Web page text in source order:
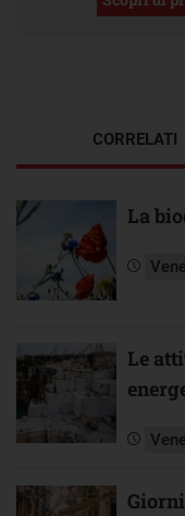
CORRELATI
La
Le